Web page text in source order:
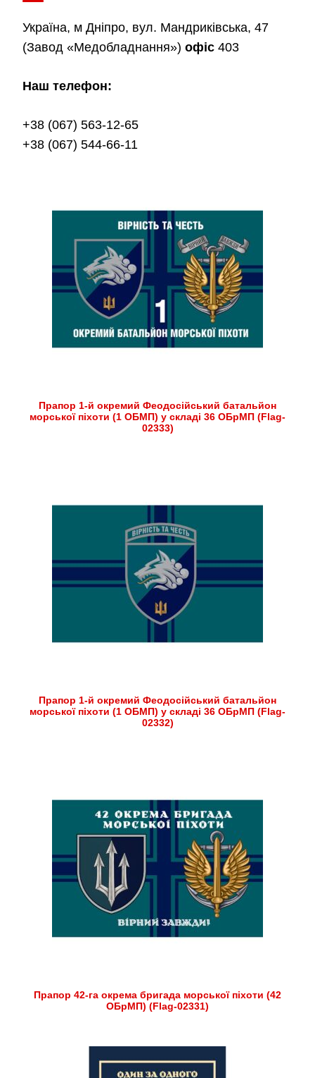
Україна, м Дніпро, вул. Мандриківська, 47
(Завод «Медобладнання») офіс 403
Наш телефон:
+38 (067) 563-12-65
+38 (067) 544-66-11
Прапор 1-й окремий Феодосійський батальйон
морської піхоти (1 ОБМП) у складі 36 ОБрМП (Flag-
02333)
Прапор 1-й окремий Феодосійський батальйон
морської піхоти (1 ОБМП) у складі 36 ОБрМП (Flag-
02332)
Прапор 42-га окрема бригада морської піхоти (42
ОБрМП) (Flag-02331)